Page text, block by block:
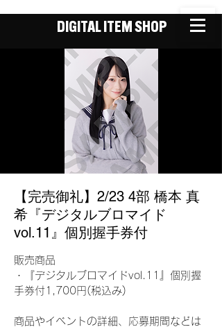
DIGITAL ITEM SHOP
【完売御礼】2/23 4部 橋本 真
希『デジタルブロマイド
vol.11』個別握手券付
販売商品
・『デジタルブロマイドvol.11』個別握
手券付1,700円(税込み)
商品やイベントの詳細、応募期間などは